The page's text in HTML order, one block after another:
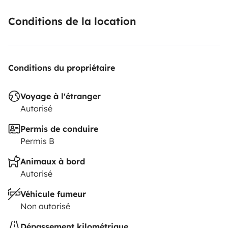
opgemaakt bij het inleveren van de mobilhome.
Conditions de la location
Conditions du propriétaire
Voyage à l'étranger
Autorisé
Permis de conduire
Permis B
Animaux à bord
Autorisé
Véhicule fumeur
Non autorisé